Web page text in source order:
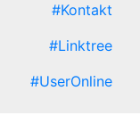
#Kontakt
#Linktree
#UserOnline